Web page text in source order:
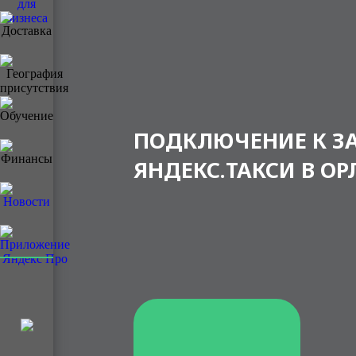
ПОДКЛЮЧЕНИЕ К
ЯНДЕКС.ТАКСИ В